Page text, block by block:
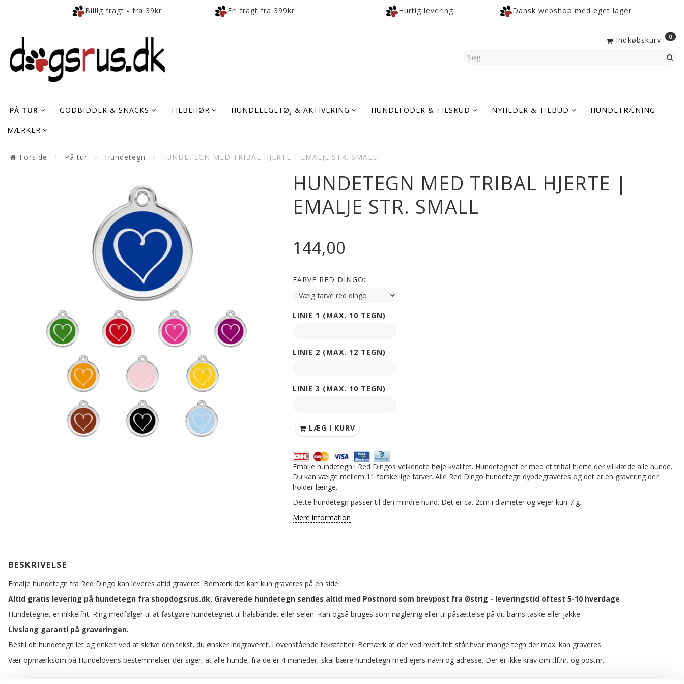
Billig fragt - fra 39kr Fri fragt fra 399kr Hurtig levering Dansk webshop med eget lager
Indkøbskurv 0
PÅ TUR GODBIDDER & SNACKS TILBEHØR HUNDELEGETØJ & AKTIVERING HUNDEFODER & TILSKUD NYHEDER & TILBUD HUNDETRÆNING
MÆRKER
Forside På tur Hundetegn HUNDETEGN MED TRIBAL HJERTE | EMALJE STR. SMALL
HUNDETEGN MED TRIBAL HJERTE |
EMALJE STR. SMALL
144,00
FARVE RED DINGO:
LINIE 1 (MAX. 10 TEGN)
LINIE 2 (MAX. 12 TEGN)
LINIE 3 (MAX. 10 TEGN)
LÆG I KURV
Emalje hundetegn i Red Dingos velkendte høje kvalitet. Hundetegnet er med et tribal hjerte der vil klæde alle hunde.
Du kan vælge mellem 11 forskellige farver. Alle Red Dingo hundetegn dybdegraveres og det er en gravering der
holder længe.
Dette hundetegn passer til den mindre hund. Det er ca. 2cm i diameter og vejer kun 7 g.
Mere information
BESKRIVELSE
Emalje hundetegn fra Red Dingo kan leveres altid graveret. Bemærk det kan kun graveres på en side.
Altid gratis levering på hundetegn fra shopdogsrus.dk. Graverede hundetegn sendes altid med Postnord som brevpost fra Østrig - leveringstid oftest 5-10 hverdage
Hundetegnet er nikkelfrit. Ring medfølger til at fastgøre hundetegnet til halsbåndet eller selen. Kan også bruges som nøglering eller til påsættelse på dit barns taske eller jakke.
Livslang garanti på graveringen.
Bestil dit hundetegn let og enkelt ved at skrive den tekst, du ønsker indgraveret, i ovenstående tekstfelter. Bemærk at der ved hvert felt står hvor mange tegn der max. kan graveres.
Vær opmærksom på Hundelovens bestemmelser der siger, at alle hunde, fra de er 4 måneder, skal bære hundetegn med ejers navn og adresse. Der er ikke krav om tlf.nr. og postnr.